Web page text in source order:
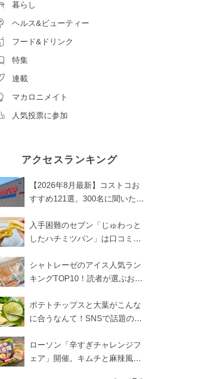
暮らし
ヘルス&ビューティー
フード&ドリンク
特集
連載
マカロニメイト
人気投票に参加
アクセスランキング
【2026年8月最新】コストコお
すすめ121選。300名に聞いた買
め商品も
入手困難のセブン「じゅわっと
したハチミツパン」は口コミ通
検証
シャトレーゼのアイス人気ラン
キングTOP10！読者が選ぶおす
ポテトチップスと大葉がこんな
に合うなんて！SNSで話題の食
ローソン「辛すぎチャレンジフ
ェア」開催。キムチと麻辣風の